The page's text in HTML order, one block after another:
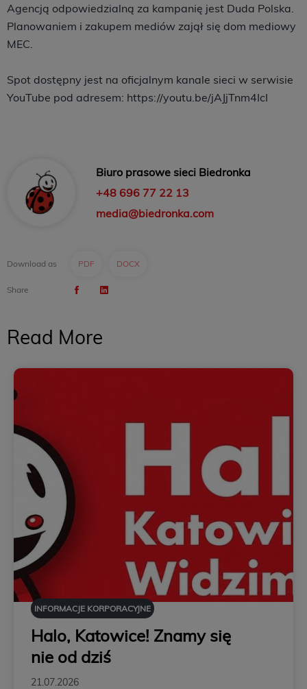
Agencją odpowiedzialną za kampanię jest Duda Polska.
Planowaniem i zakupem mediów zajął się dom mediowy
MEC.
Spot dostępny jest na oficjalnym kanale sieci w serwisie
YouTube pod adresem: https://youtu.be/jAJjTnm4IcI
Biuro prasowe sieci Biedronka
+48 696 77 22 13
media@biedronka.com
Download as PDF DOCX
Share
Read More
INFORMACJE KORPORACYJNE
Halo, Katowice! Znamy się
nie od dziś
21.07.2026